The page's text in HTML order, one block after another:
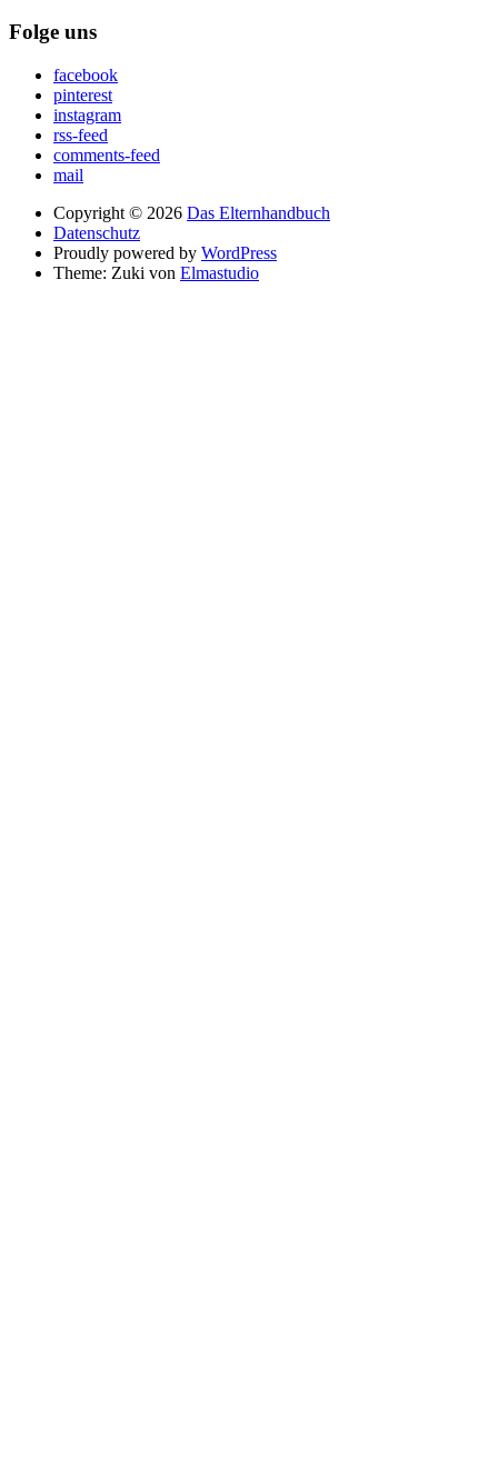
Folge uns
facebook
pinterest
instagram
rss-feed
comments-feed
mail
Copyright © 2026 Das Elternhandbuch
Datenschutz
Proudly powered by WordPress
Theme: Zuki von Elmastudio